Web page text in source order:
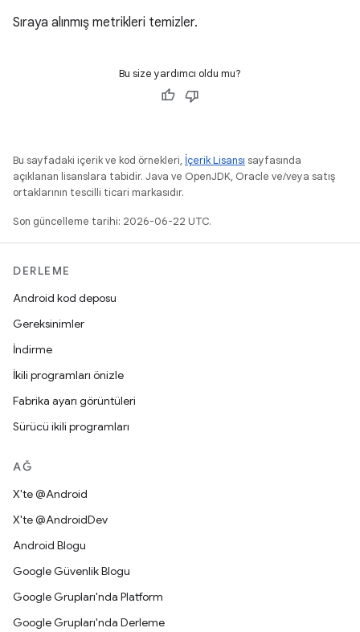
Sıraya alınmış metrikleri temizler.
Bu size yardımcı oldu mu?
Bu sayfadaki içerik ve kod örnekleri, İçerik Lisansı sayfasında
açıklanan lisanslara tabidir. Java ve OpenJDK, Oracle ve/veya satış
ortaklarının tescilli ticari markasıdır.
Son güncelleme tarihi: 2026-06-22 UTC.
DERLEME
Android kod deposu
Gereksinimler
İndirme
İkili programları önizle
Fabrika ayarı görüntüleri
Sürücü ikili programları
AĞ
X'te @Android
X'te @AndroidDev
Android Blogu
Google Güvenlik Blogu
Google Grupları'nda Platform
Google Grupları'nda Derleme